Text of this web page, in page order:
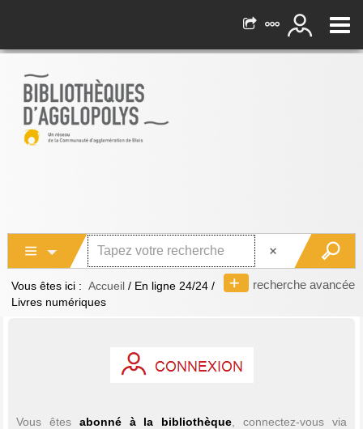
recherche avancée
Vous êtes ici : Accueil / En ligne 24/24 /
Livres numériques
Vous êtes abonné à la bibliothèque , connectez-vous via